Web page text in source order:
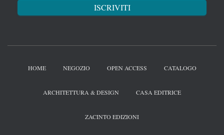
HOME NEGOZIO OPEN ACCESS CATALOGO
ARCHITETTURA & DESIGN CASA EDITRICE
ZACINTO EDIZIONI